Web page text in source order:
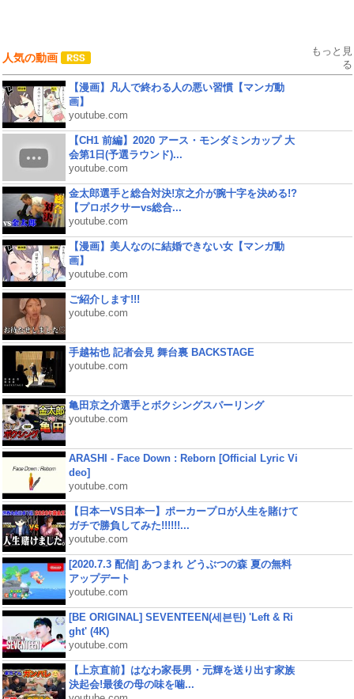
人気の動画
もっと見
る
【漫画】凡人で終わる人の悪い習慣【マンガ動
画】
youtube.com
【CH1 前編】2020 アース・モンダミンカップ 大
会第1日(予選ラウンド)...
youtube.com
金太郎選手と総合対決!京之介が腕十字を決める!?
【プロボクサーvs総合...
youtube.com
【漫画】美人なのに結婚できない女【マンガ動
画】
youtube.com
ご紹介します!!!
youtube.com
手越祐也 記者会見 舞台裏 BACKSTAGE
youtube.com
亀田京之介選手とボクシングスパーリング
youtube.com
ARASHI - Face Down : Reborn [Official Lyric Vi
deo]
youtube.com
【日本一VS日本一】ポーカープロが人生を賭けて
ガチで勝負してみた!!!!!!...
youtube.com
[2020.7.3 配信] あつまれ どうぶつの森 夏の無料
アップデート
youtube.com
[BE ORIGINAL] SEVENTEEN(세븐틴) 'Left & Ri
ght' (4K)
youtube.com
【上京直前】はなわ家長男・元輝を送り出す家族
決起会!最後の母の味を噛...